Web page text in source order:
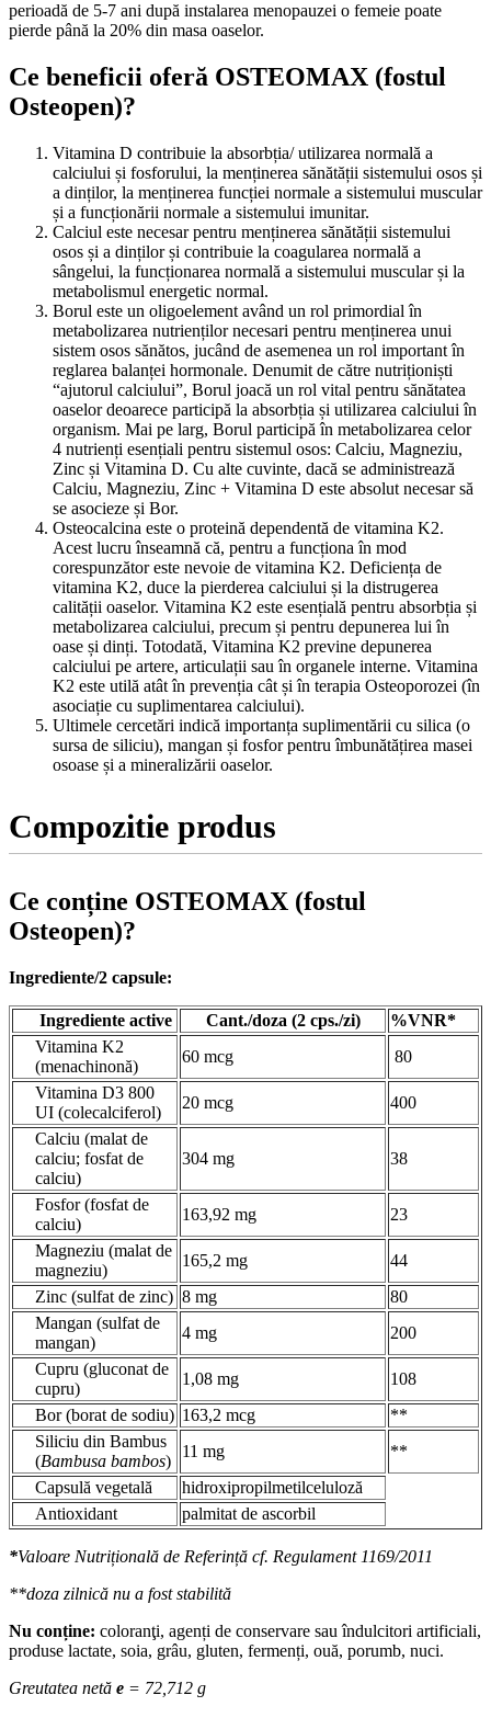
perioadă de 5-7 ani după instalarea menopauzei o femeie poate
pierde până la 20% din masa oaselor.
Ce beneficii oferă OSTEOMAX (fostul
Osteopen)?
Vitamina D contribuie la absorbția/ utilizarea normală a
calciului și fosforului, la menținerea sănătății sistemului osos și
a dinților, la menținerea funcției normale a sistemului muscular
și a funcționării normale a sistemului imunitar.
Calciul este necesar pentru menținerea sănătății sistemului
osos și a dinților și contribuie la coagularea normală a
sângelui, la funcționarea normală a sistemului muscular și la
metabolismul energetic normal.
Borul este un oligoelement având un rol primordial în
metabolizarea nutrienților necesari pentru menținerea unui
sistem osos sănătos, jucând de asemenea un rol important în
reglarea balanței hormonale. Denumit de către nutriționiști
“ajutorul calciului”, Borul joacă un rol vital pentru sănătatea
oaselor deoarece participă la absorbția și utilizarea calciului în
organism. Mai pe larg, Borul participă în metabolizarea celor
4 nutrienți esențiali pentru sistemul osos: Calciu, Magneziu,
Zinc și Vitamina D. Cu alte cuvinte, dacă se administrează
Calciu, Magneziu, Zinc + Vitamina D este absolut necesar să
se asocieze și Bor.
Osteocalcina este o proteină dependentă de vitamina K2.
Acest lucru înseamnă că, pentru a funcționa în mod
corespunzător este nevoie de vitamina K2. Deficiența de
vitamina K2, duce la pierderea calciului și la distrugerea
calității oaselor. Vitamina K2 este esențială pentru absorbția și
metabolizarea calciului, precum și pentru depunerea lui în
oase și dinți. Totodată, Vitamina K2 previne depunerea
calciului pe artere, articulații sau în organele interne. Vitamina
K2 este utilă atât în prevenția cât și în terapia Osteoporozei (în
asociație cu suplimentarea calciului).
Ultimele cercetări indică importanța suplimentării cu silica (o
sursa de siliciu), mangan și fosfor pentru îmbunătățirea masei
osoase și a mineralizării oaselor.
Compozitie produs
Ce conține OSTEOMAX (fostul
Osteopen)?
Ingrediente/2 capsule:
Ingrediente active Cant./doza (2 cps./zi)
%VNR*
Vitamina K2
(menachinonă)
60 mcg
80
Vitamina D3 800
UI (colecalciferol)
20 mcg
400
Calciu (malat de
calciu; fosfat de
calciu)
304 mg 38
Fosfor (fosfat de
calciu)
163,92 mg
23
Magneziu (malat de
magneziu)
165,2 mg
44
Zinc (sulfat de zinc) 8 mg
80
Mangan (sulfat de
mangan)
4 mg
200
Cupru (gluconat de
cupru)
1,08 mg
108
Bor (borat de sodiu) 163,2 mcg
**
Siliciu din Bambus
(Bambusa bambos)
11 mg
**
Capsulă vegetală
hidroxipropilmetilceluloză
Antioxidant
palmitat de ascorbil
*Valoare Nutrițională de Referință cf. Regulament 1169/2011
**doza zilnică nu a fost stabilită
Nu conține: coloranţi, agenți de conservare sau îndulcitori artificiali,
produse lactate, soia, grâu, gluten, fermenți, ouă, porumb, nuci.
Greutatea netă e = 72,712 g